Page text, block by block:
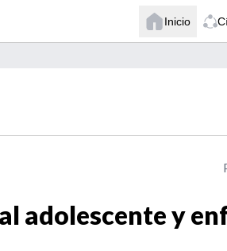
Inicio
adolescente y